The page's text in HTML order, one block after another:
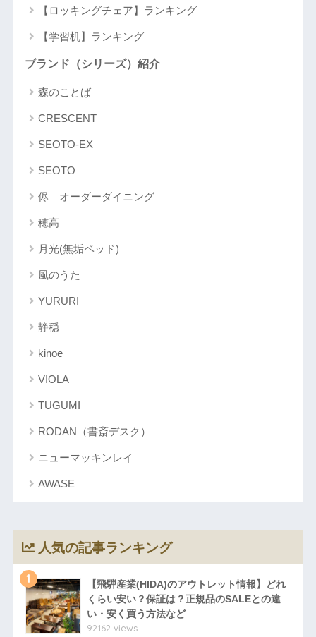
【ロッキングチェア】ランキング
【学習机】ランキング
ブランド（シリーズ）紹介
森のことば
CRESCENT
SEOTO-EX
SEOTO
侭 オーダーダイニング
穂高
月光(無垢ベッド)
風のうた
YURURI
静穏
kinoe
VIOLA
TUGUMI
RODAN（書斎デスク）
ニューマッキンレイ
AWASE
人気の記事ランキング
1
【飛騨産業(HIDA)のアウトレット情報】どれ
くらい安い？保証は？正規品のSALEとの違
い・安く買う方法など
92162 views